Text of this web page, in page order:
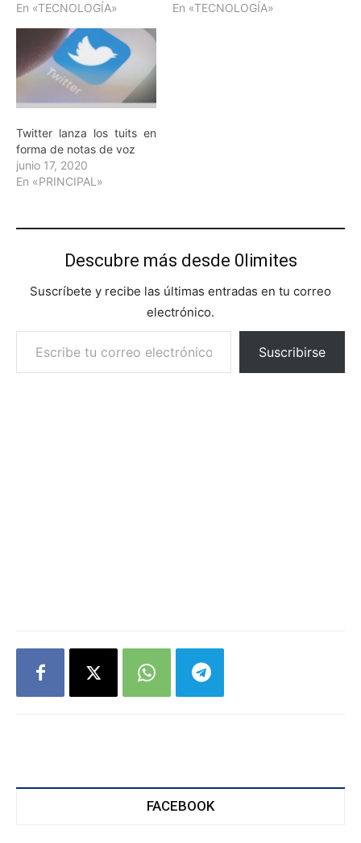
En «TECNOLOGÍA»
En «TECNOLOGÍA»
Twitter lanza los tuits en
forma de notas de voz
junio 17, 2020
En «PRINCIPAL»
Descubre más desde 0limites
Suscríbete y recibe las últimas entradas en tu correo
electrónico.
Escribe tu correo electrónico…
Suscribirse
FACEBOOK